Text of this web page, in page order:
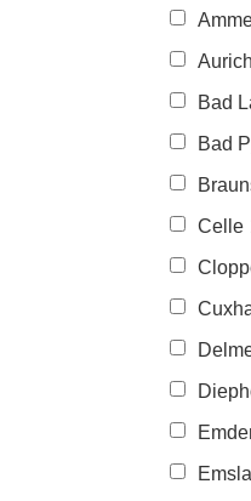
Aurich
Bad
Bad
Celle